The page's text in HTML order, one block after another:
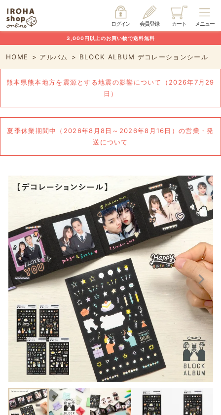
メニュー
カート
会員登録
ログイン
3,000円以上のお買い物で送料無料
HOME アルバム BLOCK ALBUM デコレーションシール
熊本県熊本地方を震源とする地震の影響について（2026年7月29
日）
夏季休業期間中（2026年8月8日～2026年8月16日）の営業・発
送について